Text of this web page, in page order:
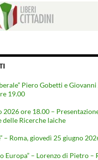
Piero Gobetti e
19.00
ore 18.00 –
Ricerche laiche
– Roma, giovedì 25 giugno
Europa” – Lorenzo di Pietro –